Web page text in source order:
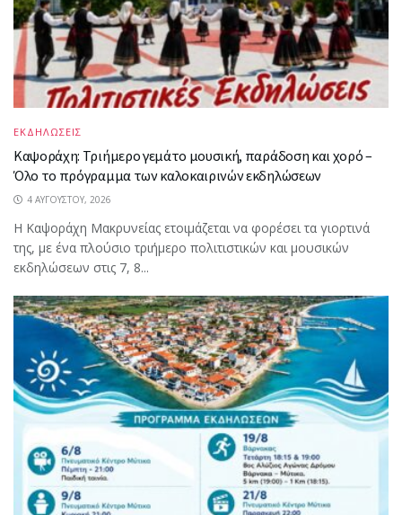
ΕΚΔΗΛΩΣΕΙΣ
Καψοράχη: Τριήμερο γεμάτο μουσική, παράδοση και χορό –
Όλο το πρόγραμμα των καλοκαιρινών εκδηλώσεων
4 ΑΥΓΟΎΣΤΟΥ, 2026
Η Καψοράχη Μακρυνείας ετοιμάζεται να φορέσει τα γιορτινά
της, με ένα πλούσιο τριήμερο πολιτιστικών και μουσικών
εκδηλώσεων στις 7, 8...